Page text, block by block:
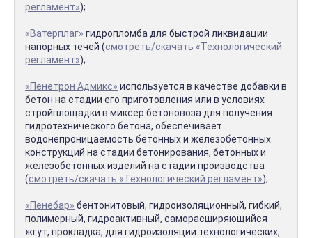
регламент»);
«Ватерплаг» гидропломба для быстрой ликвидации
напорных течей (смотреть/скачать «Технологический
регламент»);
«Пенетрон Адмикс» используется в качестве добавки в
бетон на стадии его приготовления или в условиях
стройплощадки в миксер бетоновоза для получения
гидротехнического бетона, обеспечивает
водонепроницаемость бетонных и железобетонных
конструкций на стадии бетонирования, бетонных и
железобетонных изделий на стадии производства
(смотреть/скачать «Технологический регламент»);
«Пенебар» бентонитовый, гидроизоляционный, гибкий,
полимерный, гидроактивный, саморасширяющийся
жгут, прокладка, для гидроизоляции технологических,